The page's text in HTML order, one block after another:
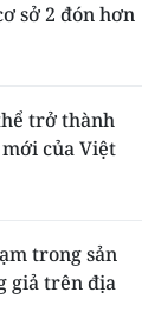
sở 2 đón hơn
trở thành
của Việt
trong sản
giả trên địa